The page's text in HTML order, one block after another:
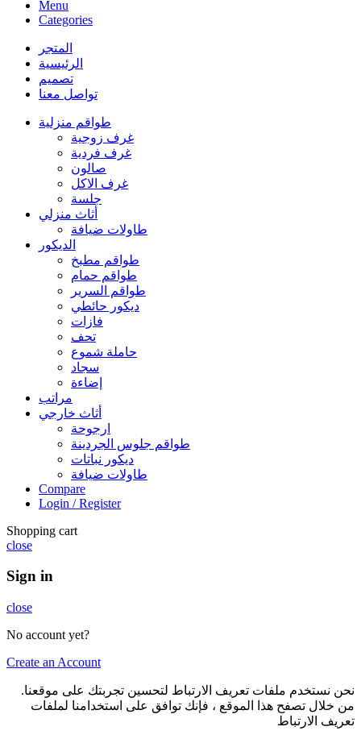
Menu
Categories
المتجر
الرئيسية
تصميم
تواصل معنا
طواقم منزلية
غرف زوجية
غرف فردية
صالون
غرف الاكل
جلسة
أثاث منزلي
طاولات ضيافة
الديكور
طواقم مطبخ
طواقم حمام
طواقم السرير
ديكور حائطي
فازات
تحف
حاملة شموع
سجاد
إضاءة
مراتب
أثاث خارجي
ارجوحة
طواقم جلوس الجردينة
ديكور نباتات
طاولات ضيافة
Compare
Login / Register
Shopping cart
close
Sign in
close
No account yet?
Create an Account
نحن نستخدم ملفات تعريف الارتباط لتحسين تجربتك على موقعنا.
من خلال تصفح هذا الموقع ، فإنك توافق على استخدامنا لملفات
تعريف الارتباط